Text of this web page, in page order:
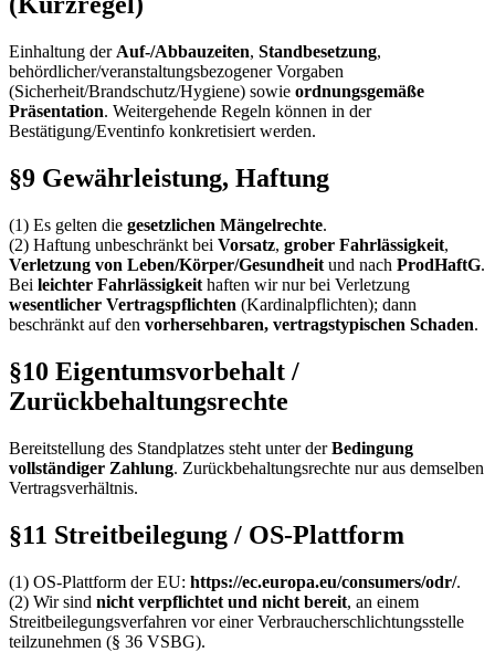
Einhaltung der Auf-/Abbauzeiten, Standbesetzung,
behördlicher/veranstaltungsbezogener Vorgaben
(Sicherheit/Brandschutz/Hygiene) sowie ordnungsgemäße
Präsentation. Weitergehende Regeln können in der
Bestätigung/Eventinfo konkretisiert werden.
§9 Gewährleistung, Haftung
(1) Es gelten die gesetzlichen Mängelrechte.
(2) Haftung unbeschränkt bei Vorsatz, grober Fahrlässigkeit,
Verletzung von Leben/Körper/Gesundheit und nach ProdHaftG.
Bei leichter Fahrlässigkeit haften wir nur bei Verletzung
wesentlicher Vertragspflichten (Kardinalpflichten); dann
beschränkt auf den vorhersehbaren, vertragstypischen Schaden.
§10 Eigentumsvorbehalt /
Zurückbehaltungsrechte
Bereitstellung des Standplatzes steht unter derBedingung
vollständiger Zahlung. Zurückbehaltungsrechte nur aus demselben
Vertragsverhältnis.
§11 Streitbeilegung / OS-Plattform
(1) OS-Plattform der EU: https://ec.europa.eu/consumers/odr/.
(2) Wir sind nicht verpflichtet und nicht bereit, an einem
Streitbeilegungsverfahren vor einer Verbraucherschlichtungsstelle
teilzunehmen (§ 36 VSBG).